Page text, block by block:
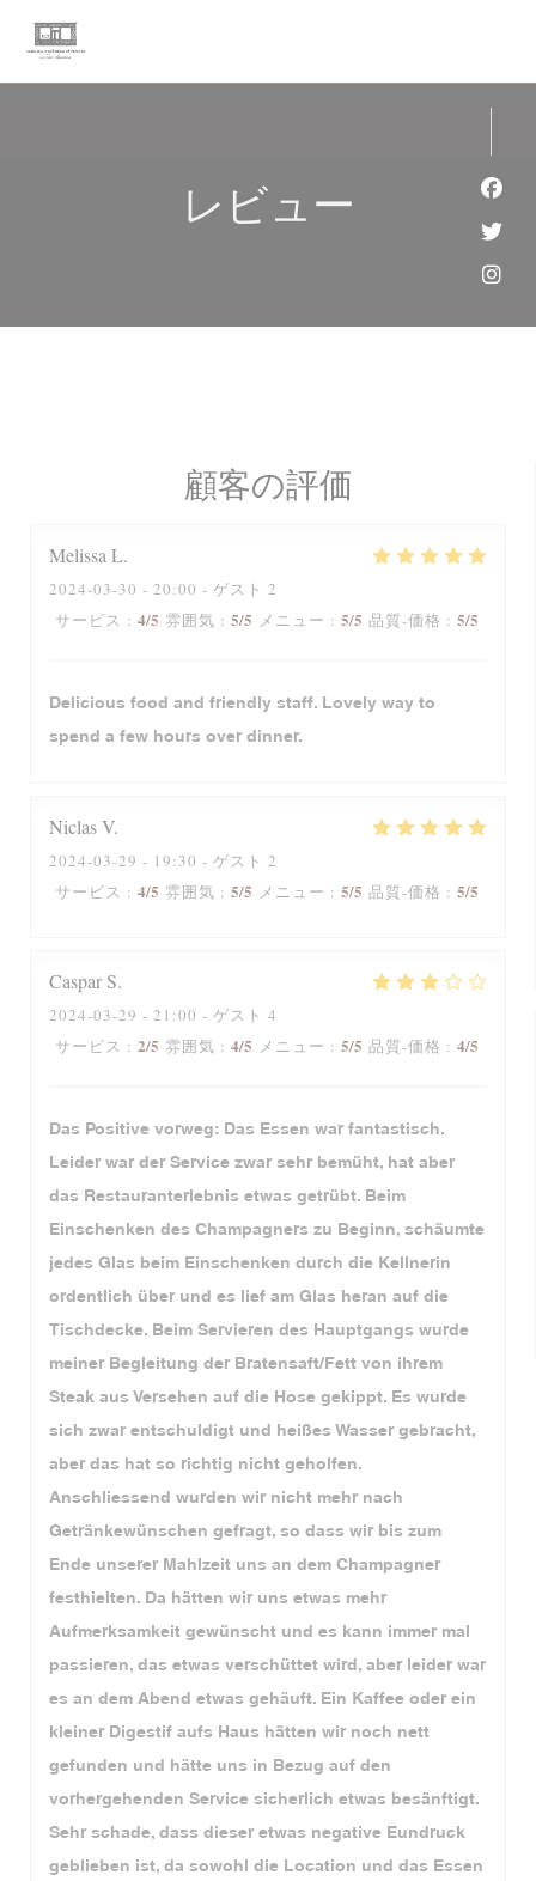
レビュー
顧客の評価
MelissaL
2024-03-30 - 20:00 - ゲスト 2
サービス : 4/5 雰囲気 : 5/5 メニュー : 5/5 品質-価格 : 5/5
Delicious food and friendly staff. Lovely way to
spend a few hours over dinner.
NiclasV
2024-03-29 - 19:30 - ゲスト 2
サービス : 4/5 雰囲気 : 5/5 メニュー : 5/5 品質-価格 : 5/5
Caspar S
2024-03-29 - 21:00 - ゲスト 4
サービス : 2/5 雰囲気 : 4/5 メニュー : 5/5 品質-価格 : 4/5
Das Positive vorweg: Das Essen war fantastisch.
Leider war der Service zwar sehr bemüht, hat aber
das Restauranterlebnis etwas getrübt. Beim
Einschenken des Champagners zu Beginn, schäumte
jedes Glas beim Einschenken durch die Kellnerin
ordentlich über und es lief am Glas heran auf die
Tischdecke. Beim Servieren des Hauptgangs wurde
meiner Begleitung der Bratensaft/Fett von ihrem
Steak aus Versehen auf die Hose gekippt. Es wurde
sich zwar entschuldigt und heißes Wasser gebracht,
aber das hat so richtig nicht geholfen.
Anschliessend wurden wir nicht mehr nach
Getränkewünschen gefragt, so dass wir bis zum
Ende unserer Mahlzeit uns an dem Champagner
festhielten. Da hätten wir uns etwas mehr
Aufmerksamkeit gewünscht und es kann immer mal
passieren, das etwas verschüttet wird, aber leider war
es an dem Abend etwas gehäuft. Ein Kaffee oder ein
kleiner Digestif aufs Haus hätten wir noch nett
gefunden und hätte uns in Bezug auf den
vorhergehenden Service sicherlich etwas besänftigt.
Sehr schade, dass dieser etwas negative Eundruck
geblieben ist, da sowohl die Location und das Essen